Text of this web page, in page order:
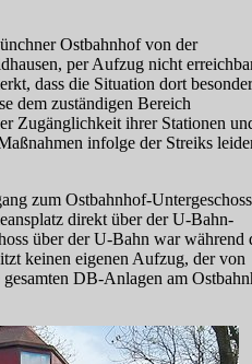
Ostbahnhof von der
per Aufzug nicht
dass die Situation dort
dem zuständigen Bereich
Zugänglichkeit ihrer Stationen
infolge der Streiks
zum Ostbahnhof-Unter­geschoss
direkt über der U‑Bahn-
über der U‑Bahn war während
keinen eigenen Aufzug, der von
DB-An­lagen am